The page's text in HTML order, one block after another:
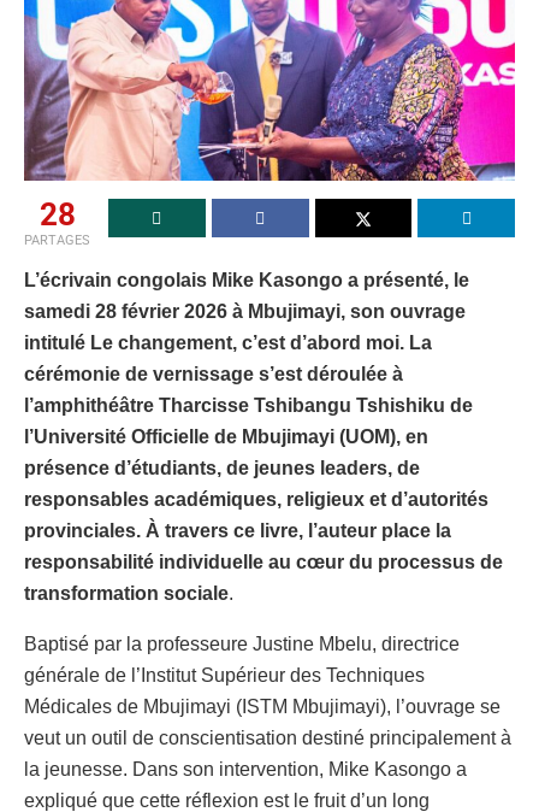
28
PARTAGES
L’écrivain congolais Mike Kasongo a présenté, le
samedi 28 février 2026 à Mbujimayi, son ouvrage
intitulé Le changement, c’est d’abord moi. La
cérémonie de vernissage s’est déroulée à
l’amphithéâtre Tharcisse Tshibangu Tshishiku de
l’Université Officielle de Mbujimayi (UOM), en
présence d’étudiants, de jeunes leaders, de
responsables académiques, religieux et d’autorités
provinciales. À travers ce livre, l’auteur place la
responsabilité individuelle au cœur du processus de
transformation sociale.
Baptisé par la professeure Justine Mbelu, directrice
générale de l’Institut Supérieur des Techniques
Médicales de Mbujimayi (ISTM Mbujimayi), l’ouvrage se
veut un outil de conscientisation destiné principalement à
la jeunesse. Dans son intervention, Mike Kasongo a
expliqué que cette réflexion est le fruit d’un long